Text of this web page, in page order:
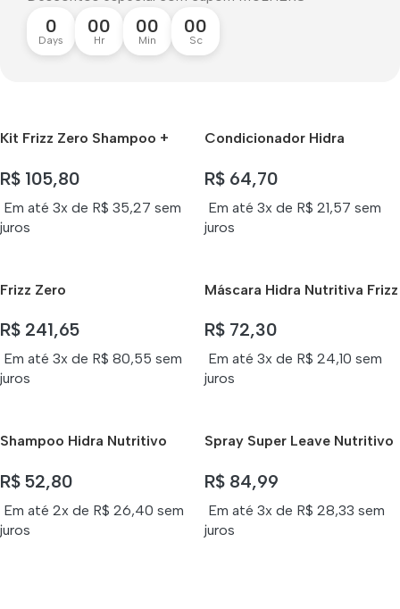
0
Days
00
Hr
00
Min
00
Sc
Kit Frizz Zero Shampoo +
320ml
R$ 105,80
Em até 3x de R$ 35,27 sem
juros
Condicionador Hidra
320ml
R$ 64,70
Em até 3x de R$ 21,57 sem
juros
Frizz Zero
R$ 241,65
Em até 3x de R$ 80,55 sem
juros
Máscara Hidra Nutritiva Frizz
R$ 72,30
Em até 3x de R$ 24,10 sem
juros
Shampoo Hidra Nutritivo
R$ 52,80
Em até 2x de R$ 26,40 sem
juros
Spray Super Leave Nutritivo
R$ 84,99
Em até 3x de R$ 28,33 sem
juros